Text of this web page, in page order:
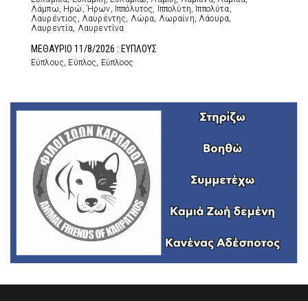
Λάμπω, Ηρώ, Ήρων, Ιππόλυτος, Ιππολύτη, Ιππολύτα,
Λαυρέντιος, Λαυρέντης, Λώρα, Λωραίνη, Λάουρα,
Λαυρεντία, Λαυρεντίνα
ΜΕΘΑΥΡΙΟ 11/8/2026 : ΕΥΠΛΟΥΣ
Εύπλους, Εύπλος, Εύπλοος